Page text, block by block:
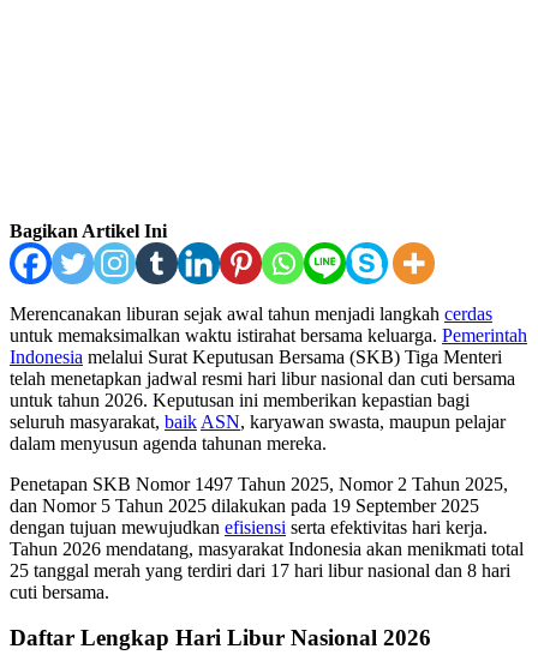
Bagikan Artikel Ini
Merencanakan liburan sejak awal tahun menjadi langkah cerdas
untuk memaksimalkan waktu istirahat bersama keluarga. Pemerintah
Indonesia melalui Surat Keputusan Bersama (SKB) Tiga Menteri
telah menetapkan jadwal resmi hari libur nasional dan cuti bersama
untuk tahun 2026. Keputusan ini memberikan kepastian bagi
seluruh masyarakat, baik ASN, karyawan swasta, maupun pelajar
dalam menyusun agenda tahunan mereka.
Penetapan SKB Nomor 1497 Tahun 2025, Nomor 2 Tahun 2025,
dan Nomor 5 Tahun 2025 dilakukan pada 19 September 2025
dengan tujuan mewujudkan efisiensi serta efektivitas hari kerja.
Tahun 2026 mendatang, masyarakat Indonesia akan menikmati total
25 tanggal merah yang terdiri dari 17 hari libur nasional dan 8 hari
cuti bersama.
Daftar Lengkap Hari Libur Nasional 2026